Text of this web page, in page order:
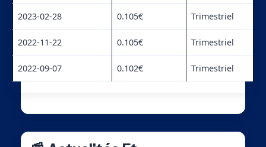
2023-02-28 0.105€ Trimestriel
2022-11-22 0.105€ Trimestriel
2022-09-07 0.102€ Trimestriel